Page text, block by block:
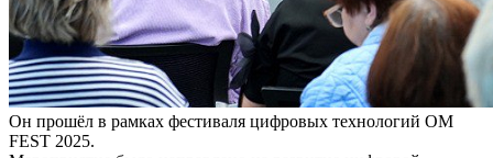
Он прошёл в рамках фестиваля цифровых технологий OM
FEST 2025.